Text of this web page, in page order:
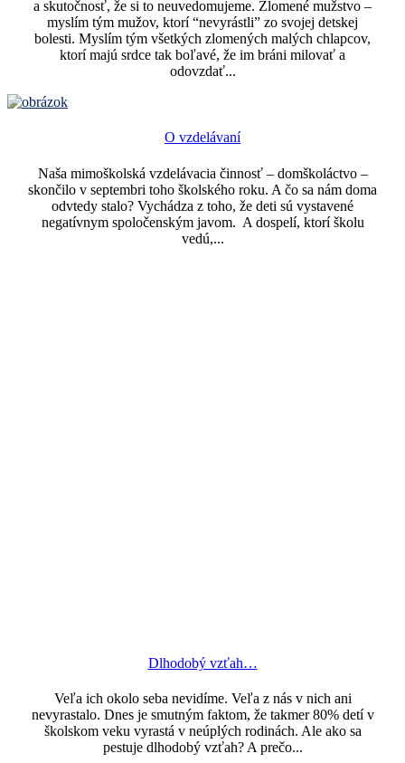
a skutočnosť, že si to neuvedomujeme. Zlomené mužstvo –
myslím tým mužov, ktorí “nevyrástli” zo svojej detskej
bolesti. Myslím tým všetkých zlomených malých chlapcov,
ktorí majú srdce tak boľavé, že im bráni milovať a
odovzdať...
O vzdelávaní
Naša mimoškolská vzdelávacia činnosť – domškoláctvo –
skončilo v septembri toho školského roku. A čo sa nám doma
odvtedy stalo? Vychádza z toho, že deti sú vystavené
negatívnym spoločenským javom. A dospelí, ktorí školu
vedú,...
Dlhodobý vzťah…
Veľa ich okolo seba nevidíme. Veľa z nás v nich ani
nevyrastalo. Dnes je smutným faktom, že takmer 80% detí v
školskom veku vyrastá v neúplých rodinách. Ale ako sa
pestuje dlhodobý vzťah? A prečo...